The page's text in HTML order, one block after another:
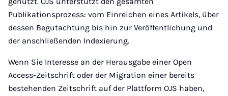
Publikationsprozess: vom Einreichen eines Artikels, über
dessen Begutachtung bis hin zur Veröffentlichung und
der anschließenden Indexierung.
Wenn Sie Interesse an der Herausgabe einer Open
Access-Zeitschrift oder der Migration einer bereits
bestehenden Zeitschrift auf der Plattform OJS haben,